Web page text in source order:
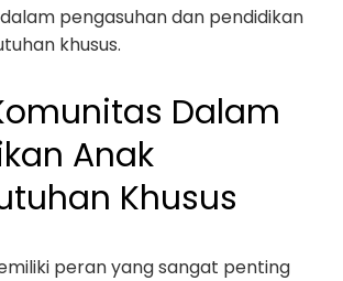
pengasuhan dan pendidikan
khusus.
Dalam
Anak
Khusus
peran yang sangat penting